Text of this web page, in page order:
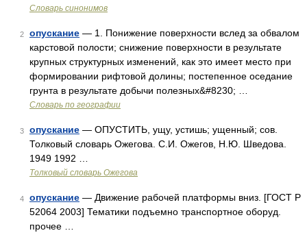
Словарь синонимов
2 опускание — 1. Понижение поверхности вслед за обвалом
карстовой полости; снижение поверхности в результате
крупных структурных изменений, как это имеет место при
формировании рифтовой долины; постепенное оседание
грунта в результате добычи полезных&#8230; …
Словарь по географии
3 опускание — ОПУСТИТЬ, ущу, устишь; ущенный; сов.
Толковый словарь Ожегова. С.И. Ожегов, Н.Ю. Шведова.
1949 1992 …
Толковый словарь Ожегова
4 опускание — Движение рабочей платформы вниз. [ГОСТ Р
52064 2003] Тематики подъемно транспортное оборуд.
прочее …